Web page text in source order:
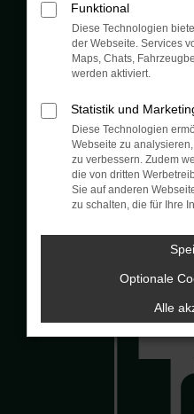
Funktional
Diese Technologien
der Webseite. Services
Maps, Chats,
werden aktiviert.
Statistik und
Diese Technologien
Webseite zu
zu verbessern. Zudem
die von dritten
Sie auf anderen
zu schalten, die für Ihre
Optionale
Alle